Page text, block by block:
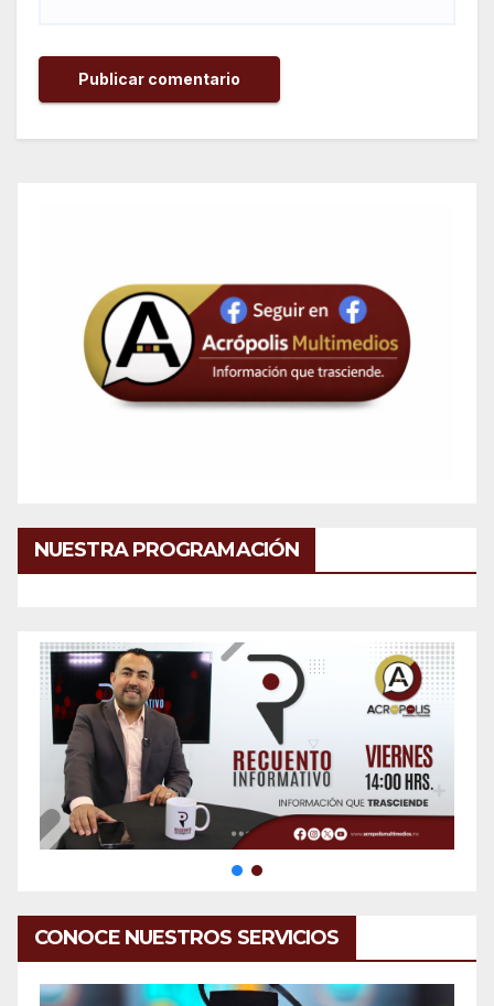
NUESTRA PROGRAMACIÓN
CONOCE NUESTROS SERVICIOS